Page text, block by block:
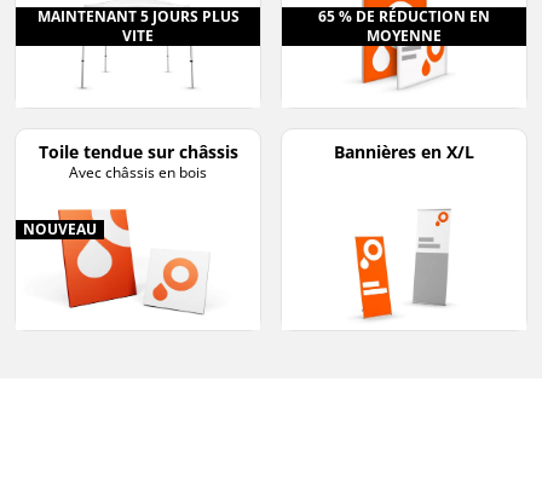
MAINTENANT 5 JOURS PLUS
VITE
65 % DE RÉDUCTION EN
MOYENNE
Toile tendue sur châssis
Avec châssis en bois
NOUVEAU
Bannières en X/L